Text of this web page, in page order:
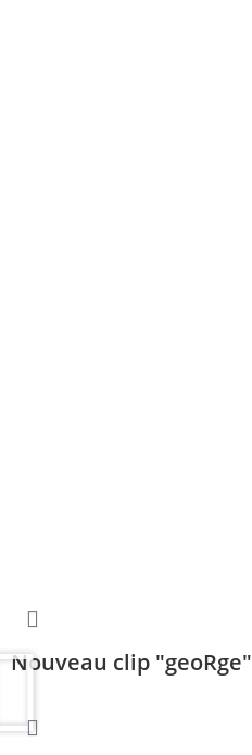
Nouveau clip "geoRge"